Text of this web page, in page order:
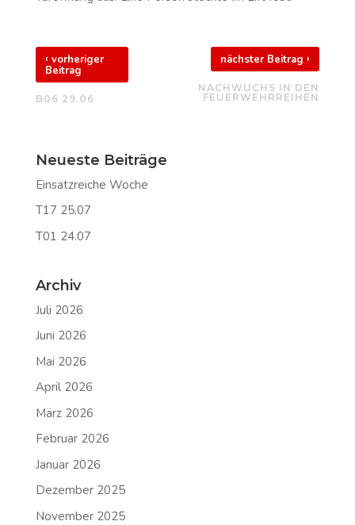
‹ vorheriger
Beitrag
B06 29.06
nächster Beitrag›
NACHWUCHS IN DEN
FEUERWEHRREIHEN
Neueste Beiträge
Einsatzreiche Woche
T17 25.07
T01 24.07
Archiv
Juli 2026
Juni 2026
Mai 2026
April 2026
März 2026
Februar 2026
Januar 2026
Dezember 2025
November 2025